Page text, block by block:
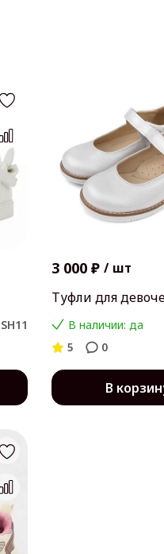
SH11
3 000 ₽ / шт
Туфли для
В наличии: да
5
0
В